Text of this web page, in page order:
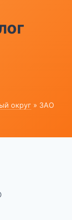
округ » ЗАО